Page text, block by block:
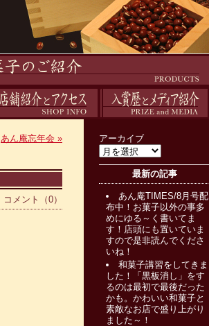
アーカイブ
最新の記事
あん庵TIMES/8月号配
布中！お菓子以外の事多
めにゆる～く書いてま
す！店頭にも置いていま
すので是非読んでくださ
いね！
和菓子講習をしてきま
した！「黒板消し」をす
るのは最初で最後だった
かも。かわいい和菓子と
素敵なお店で盛り上がり
ました～！
あん庵忘年会 »
コメント（0）